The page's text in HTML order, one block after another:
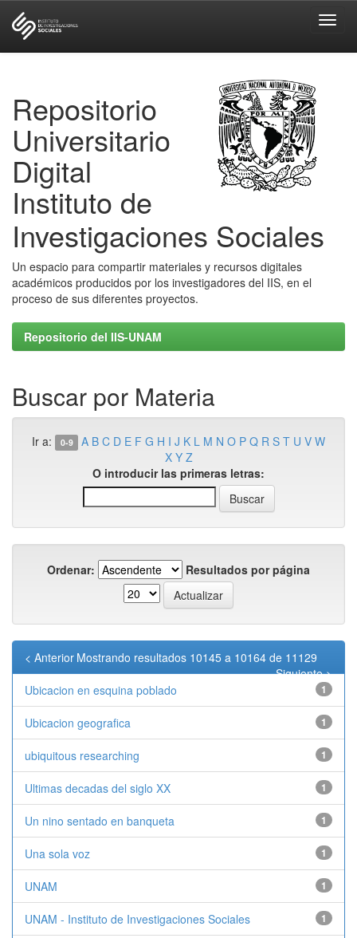
Repositorio
Universitario
Digital
Instituto de
Investigaciones Sociales
Un espacio para compartir materiales y recursos digitales
académicos producidos por los investigadores del IIS, en el
proceso de sus diferentes proyectos.
Repositorio del IIS-UNAM
Buscar por Materia
Ir a: 0-9 A B C D E F G H I J K L M N O P Q R S T U V W
X Y Z
O introducir las primeras letras:
Ordenar: Resultados por página
Mostrando resultados 10145 a 10164 de 11129
< Anterior
Siguiente >
Ubicacion en esquina poblado
1
Ubicacion geografica 1
ubiquitous researching 1
Ultimas decadas del siglo XX 1
Un nino sentado en banqueta 1
Una sola voz 1
UNAM 1
UNAM - Instituto de Investigaciones Sociales 1